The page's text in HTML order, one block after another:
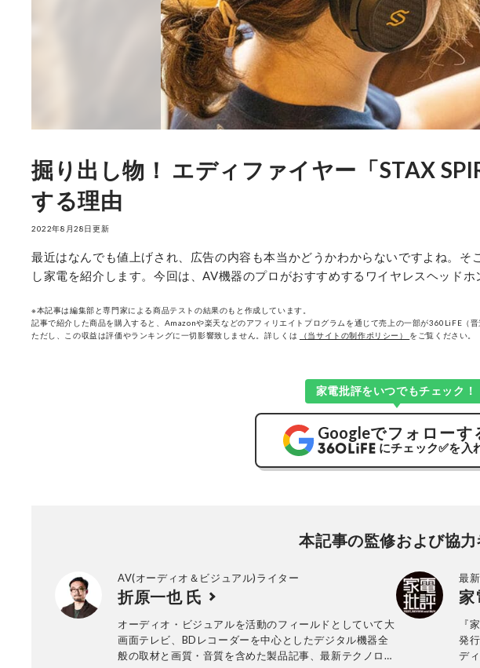
掘り出し物！ エディファイヤー「STAX
する理由
2022年8月28日更新
最近はなんでも値上げされ、広告の内容も本当かどうかわからないですよね。
し家電を紹介します。今回は、AV機器のプロがおすすめするワイヤレスヘッドホ
※本記事は編集部と専門家による商品テストの結果のもと作成しています。
記事で紹介した商品を購入すると、Amazonや楽天などのアフィリエイトプログラムを通じて売上の一部が360LiFE（晋
ただし、この収益は評価やランキングに一切影響致しません。詳しくは
（当サイトの制作ポリシー） をご覧ください。
家電批評をいつでもチェック！
Googleでフォローす
にチェック✅を入
本記事の監修および協力
AV(オーディオ＆ビジュアル)ライター
折原一也 氏
オーディオ・ビジュアルを活動のフィールドとしていて大
画面テレビ、BDレコーダーを中心としたデジタル機器全
般の取材と画質・音質を含めた製品記事、最新テクノロジ
最
家
『
発
デ